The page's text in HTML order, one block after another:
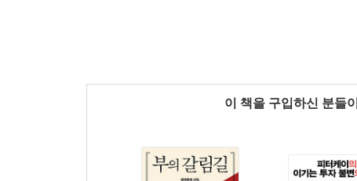
이 책을 구입하신 분들이